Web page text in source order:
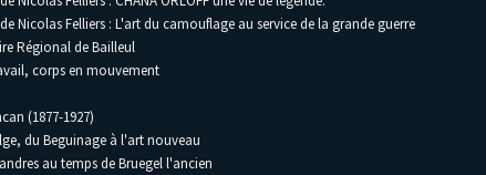
Nicolas Felliers : L'art du camouflage au service de la grande guerre
Régional de Bailleul
corps en mouvement
(1877-1927)
du Beguinage à l'art nouveau
au temps de Bruegel l'ancien